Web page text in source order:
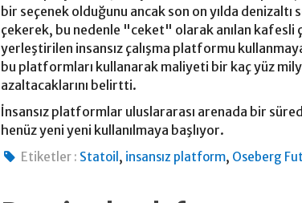
bir seçenek olduğunu ancak son on yılda denizaltı
çekerek, bu nedenle "ceket" olarak anılan kafesli
yerleştirilen insansız çalışma platformu
bu platformları kullanarak maliyeti bir kaç yüz
azaltacaklarını belirtti.
İnsansız platformlar uluslararası arenada bir
henüz yeni yeni kullanılmaya başlıyor.
Etiketler : Statoil , insansız platform, Oseberg